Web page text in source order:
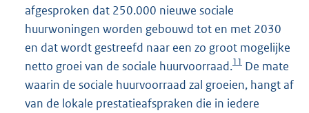
afgesproken dat 250.000 nieuwe sociale
huurwoningen worden gebouwd tot en met 2030
en dat wordt gestreefd naar een zo groot mogelijke
netto groei van de sociale huurvoorraad.11 De mate
waarin de sociale huurvoorraad zal groeien, hangt af
van de lokale prestatieafspraken die in iedere